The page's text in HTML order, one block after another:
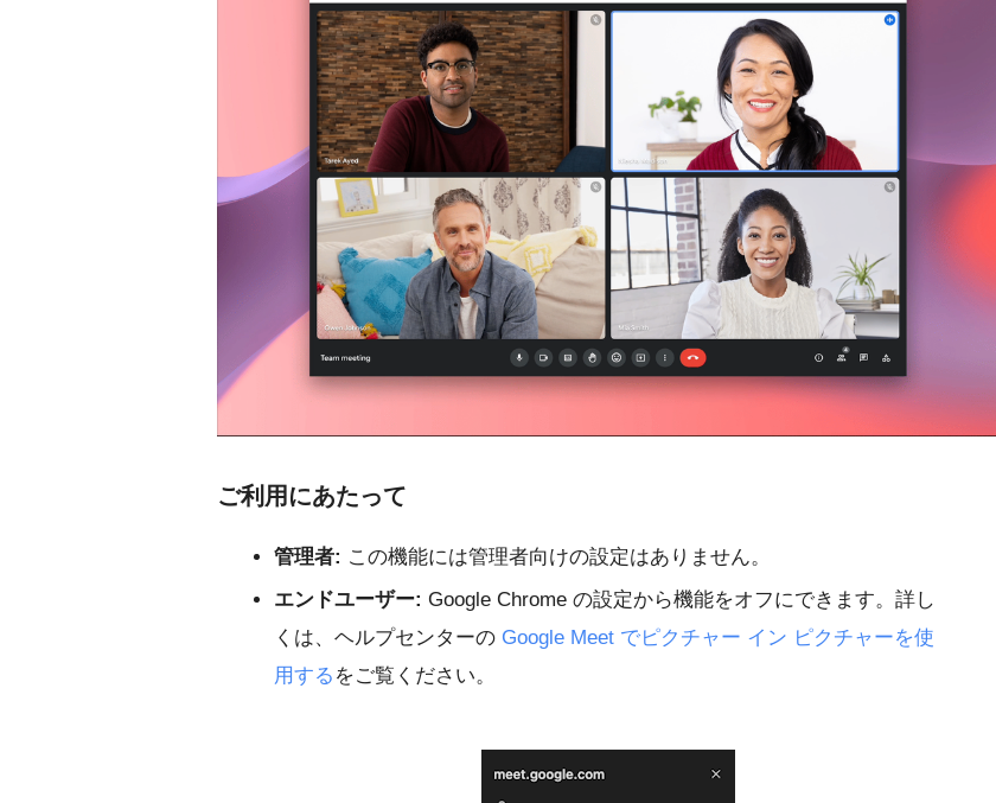
ご利用にあたって
管理者: この機能には管理者向けの設定はありません。
エンドユーザー: Google Chrome の設定から機能をオフにできます。詳し
くは、ヘルプセンターの Google Meet でピクチャー イン ピクチャーを使
用する をご覧ください。